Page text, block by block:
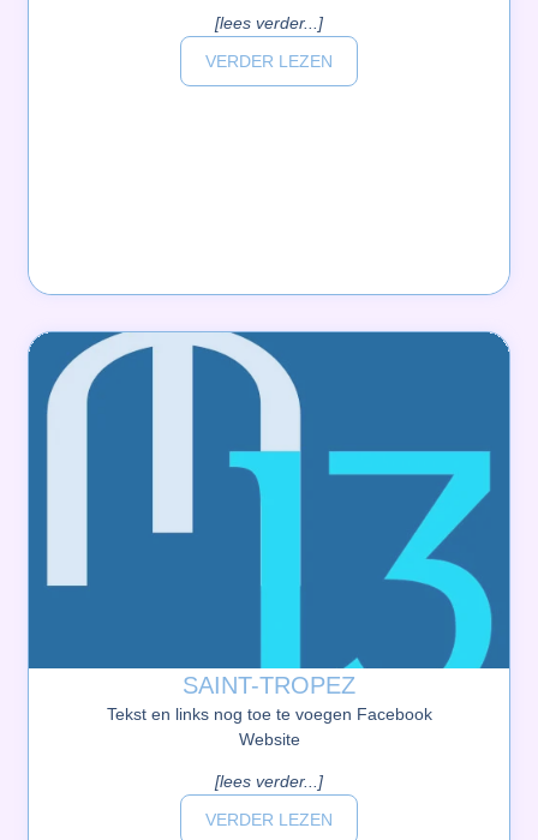
[lees verder...]
VERDER LEZEN
SAINT-TROPEZ
Tekst en links nog toe te voegen Facebook
Website
[lees verder...]
VERDER LEZEN